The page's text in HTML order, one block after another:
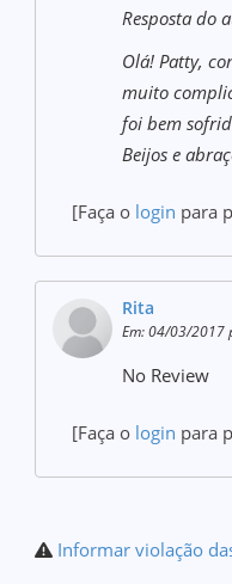
Resposta do
Olá! Patty,
muito
foi bem
Beijos e
[Faça o login para
Rita
Em: 04/03/2017
No Review
[Faça o login para
Informar violação